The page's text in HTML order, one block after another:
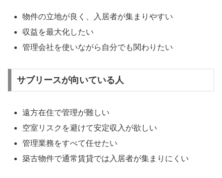
物件の立地が良く、入居者が集まりやすい
収益を最大化したい
管理会社を使いながら自分でも関わりたい
サブリースが向いている人
遠方在住で管理が難しい
空室リスクを避けて安定収入が欲しい
管理業務をすべて任せたい
築古物件で通常賃貸では入居者が集まりにくい